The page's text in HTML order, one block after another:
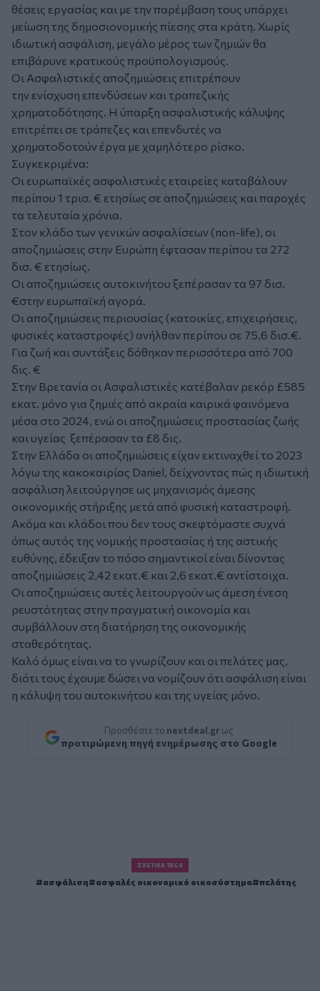
θέσεις εργασίας και με την παρέμβαση τους υπάρχει
μείωση της δημοσιονομικής πίεσης στα κράτη. Χωρίς
ιδιωτική ασφάλιση, μεγάλο μέρος των ζημιών θα
επιβάρυνε κρατικούς προϋπολογισμούς.
Οι Ασφαλιστικές αποζημιώσεις επιτρέπουν
την ενίσχυση επενδύσεων και τραπεζικής
χρηματοδότησης. Η ύπαρξη ασφαλιστικής κάλυψης
επιτρέπει σε τράπεζες και επενδυτές να
χρηματοδοτούν έργα με χαμηλότερο ρίσκο.
Συγκεκριμένα:
Οι ευρωπαϊκές ασφαλιστικές εταιρείες καταβάλουν
περίπου 1 τρισ. € ετησίως σε αποζημιώσεις και παροχές
τα τελευταία χρόνια.
Στον κλάδο των γενικών ασφαλίσεων (non-life), οι
αποζημιώσεις στην Ευρώπη έφτασαν περίπου τα 272
δισ. € ετησίως.
Οι αποζημιώσεις αυτοκινήτου ξεπέρασαν τα 97 δισ.
€στην ευρωπαϊκή αγορά.
Οι αποζημιώσεις περιουσίας (κατοικίες, επιχειρήσεις,
φυσικές καταστροφές) ανήλθαν περίπου σε 75,6 δισ.€.
Για ζωή και συντάξεις δόθηκαν περισσότερα από 700
δις. €
Στην Βρετανία οι Ασφαλιστικές κατέβαλαν ρεκόρ £585
εκατ. μόνο για ζημιές από ακραία καιρικά φαινόμενα
μέσα στο 2024, ενώ οι αποζημιώσεις προστασίας ζωής
και υγείας ξεπέρασαν τα £8 δις.
Στην Ελλάδα οι αποζημιώσεις είχαν εκτιναχθεί το 2023
λόγω της κακοκαιρίας Daniel, δείχνοντας πώς η ιδιωτική
ασφάλιση λειτούργησε ως μηχανισμός άμεσης
οικονομικής στήριξης μετά από φυσική καταστροφή.
Ακόμα και κλάδοι που δεν τους σκεφτόμαστε συχνά
όπως αυτός της νομικής προστασίας ή της αστικής
ευθύνης, έδειξαν το πόσο σημαντικοί είναι δίνοντας
αποζημιώσεις 2,42 εκατ.€ και 2,6 εκατ.€ αντίστοιχα.
Οι αποζημιώσεις αυτές λειτουργούν ως άμεση ένεση
ρευστότητας στην πραγματική οικονομία και
συμβάλλουν στη διατήρηση της οικονομικής
σταθερότητας.
Καλό όμως είναι να το γνωρίζουν και οι πελάτες μας,
διότι τους έχουμε δώσει να νομίζουν ότι ασφάλιση είναι
η κάλυψη του αυτοκινήτου και της υγείας μόνο.
Προσθέστε το nextdeal.gr ως
προτιμώμενη πηγή ενημέρωσης στο Google
ΣΧΕΤΙΚΆ TAGS
ασφάλιση ασφαλές οικονομικό οικοσύστημα πελάτης